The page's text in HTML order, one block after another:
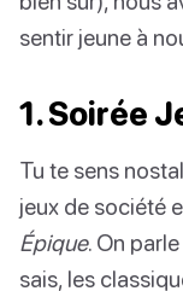
sentir jeune à
1. Soirée
Tu te sens
jeux de société
Épique. On
sais, les